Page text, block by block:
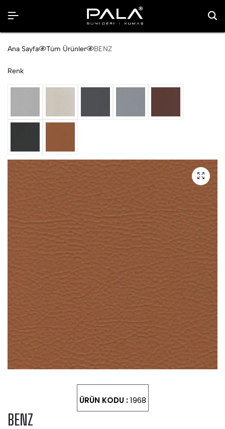
Ana Sayfa Tüm Ürünler BENZ
Renk
ÜRÜN KODU :1968
BENZ